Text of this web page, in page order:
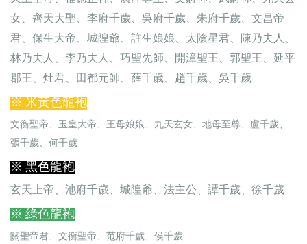
女、齊天大聖、李府千歲、吳府千歲、朱府千歲、文昌帝
君、保生大帝、城隍爺、註生娘娘、太陰星君、陳乃夫人、
林乃夫人、李乃夫人、巧聖先師、開漳聖王、郭聖王、延平
郡王、灶君、田都元帥、薛千歲、趙千歲、吳千歲
※ 米黃色龍袍
文衡聖帝、玉皇大帝、王母娘娘、九天玄女、地母至尊、盧千歲、
張千歲、何千歲
※ 黑色龍袍
玄天上帝、池府千歲、城隍爺、法主公、譚千歲、徐千歲
※ 綠色龍袍
關聖帝君、文衡聖帝、范府千歲、侯千歲